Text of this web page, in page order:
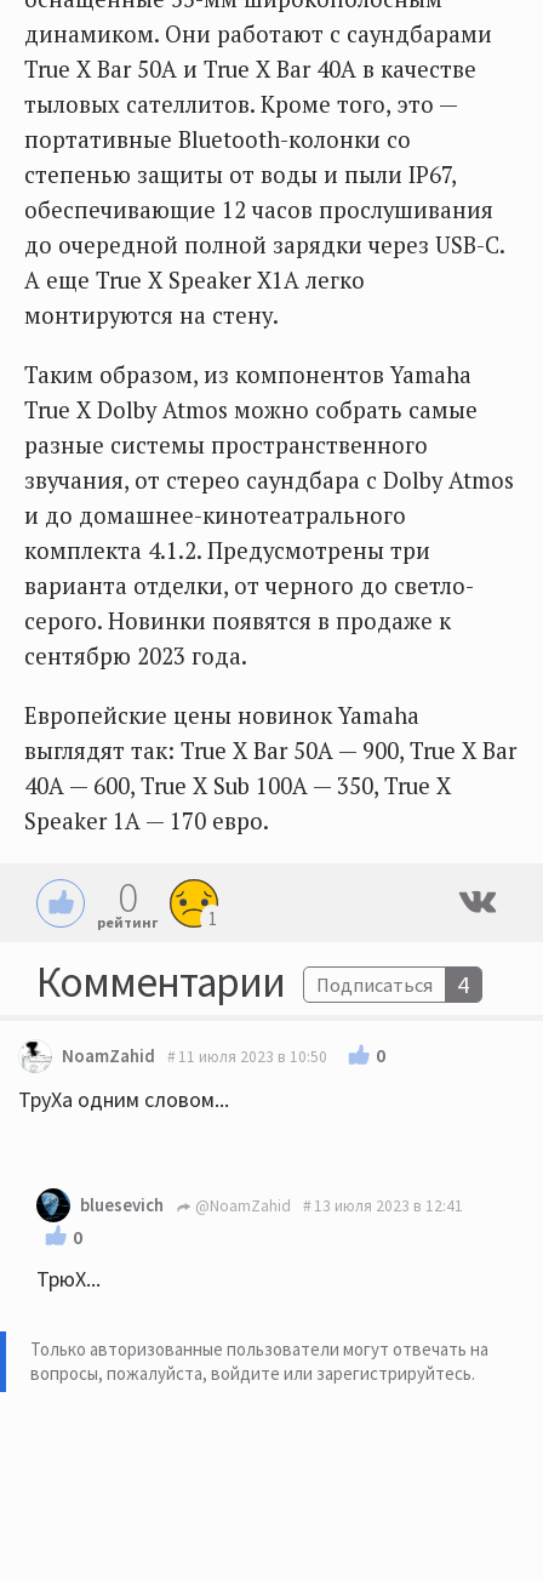
динамиком. Они работают с саундбарами
True X Bar 50A и True X Bar 40A в качестве
тыловых сателлитов. Кроме того, это —
портативные Bluetooth-колонки со
степенью защиты от воды и пыли IP67,
обеспечивающие 12 часов прослушивания
до очередной полной зарядки через USB-C.
А еще True X Speaker X1A легко
монтируются на стену.
Таким образом, из компонентов Yamaha
True X Dolby Atmos можно собрать самые
разные системы пространственного
звучания, от стерео саундбара с Dolby Atmos
и до домашнее-кинотеатрального
комплекта 4.1.2. Предусмотрены три
варианта отделки, от черного до светло-
серого. Новинки появятся в продаже к
сентябрю 2023 года.
Европейские цены новинок Yamaha
выглядят так: True X Bar 50A — 900, True X Bar
40A — 600, True X Sub 100A — 350, True X
Speaker 1A — 170 евро.
0
рейтинг 1
Комментарии Подписаться 4
NoamZahid 11 июля 2023 в 10:50 0
ТруХа одним словом...
bluesevich @NoamZahid 13 июля 2023 в 12:41
0
ТрюХ...
Только авторизованные пользователи могут отвечать на
вопросы, пожалуйста, войдите или зарегистрируйтесь.